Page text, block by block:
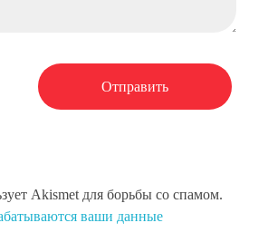
Akismet для борьбы со спамом.
ваши данные